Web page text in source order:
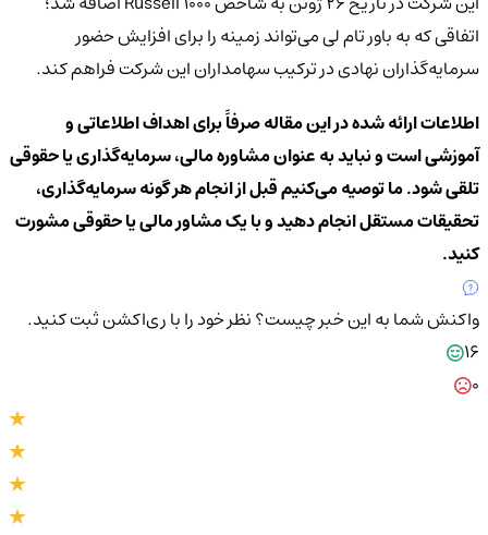
اتفاقی که به باور تام لی می‌تواند زمینه را برای افزایش حضور
سرمایه‌گذاران نهادی در ترکیب سهامداران این شرکت فراهم کند.
اطلاعات ارائه شده در این مقاله صرفاً برای اهداف اطلاعاتی و
آموزشی است و نباید به عنوان مشاوره مالی، سرمایه‌گذاری یا حقوقی
تلقی شود. ما توصیه می‌کنیم قبل از انجام هر گونه سرمایه‌گذاری،
تحقیقات مستقل انجام دهید و با یک مشاور مالی یا حقوقی مشورت
کنید.
واکنش شما به این خبر چیست؟نظر خود را با ری‌اکشن ثبت کنید.
16